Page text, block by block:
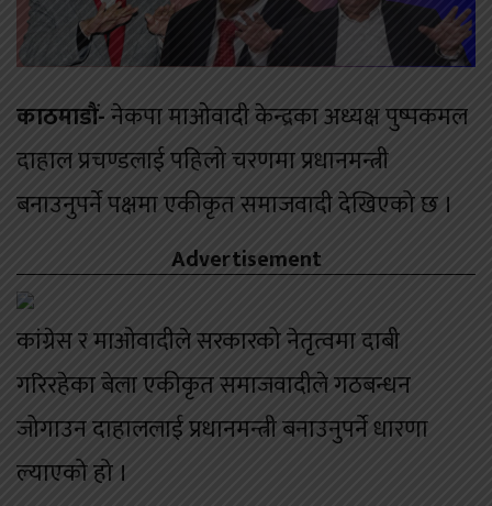
काठमाडौं-नेकपा माओवादी केन्द्रका अध्यक्ष पुष्पकमल
दाहाल प्रचण्डलाई पहिलो चरणमा प्रधानमन्त्री
बनाउनुपर्ने पक्षमा एकीकृत समाजवादी देखिएको छ ।
Advertisement
कांग्रेस र माओवादीले सरकारको नेतृत्वमा दाबी
गरिरहेका बेला एकीकृत समाजवादीले गठबन्धन
जोगाउन दाहाललाई प्रधानमन्त्री बनाउनुपर्ने धारणा
ल्याएको हो ।